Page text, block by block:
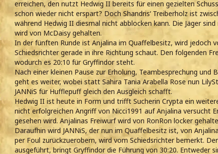
erreichen, den nutzt Hedwig II bereits für einen gezielten
schon wieder nicht erspart? Doch Shandris‘ Treiberholz ist
während Hedwig II diesmal nicht abblocken kann. Die Jäger sind
wird von McDaisy gehalten.
In der fünften Runde ist Anjalina im Quaffelbesitz, wird jedoch
Schiedsrichter gerade in ihre Richtung schaut. Den folgenden
wodurch es 20:10 für Gryffindor steht.
Nach einer kleinen Pause zur Erholung, Teambesprechung und
geht es weiter, wobei statt Sahira Tania Arabella Rose nun
JANNiS für Hufflepuff gleich den Ausgleich schafft.
Hedwig II ist heute in Form und trifft Sucherin Crypta ein
nicht erfolgreichen Angriff von Nicci1991 auf Anjalina versucht
gesehen wird. Anjalinas Freiwurf wird von RonRon locker
Daraufhin wird JANNiS, der nun im Quaffelbesitz ist, von
per Foul zurückzuerobern, wird vom Schiedsrichter bemerkt.
ausgeführt, bringt Gryffindor die Führung von 30:20. Entweder